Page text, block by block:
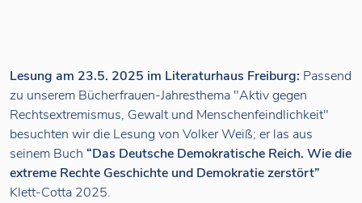
Lesung am 23.5. 2025 im Literaturhaus Freiburg: Passend
zu unserem Bücherfrauen-Jahresthema "Aktiv gegen
Rechtsextremismus, Gewalt und Menschenfeindlichkeit"
besuchten wir die Lesung von Volker Weiß; er las aus
seinem Buch “Das Deutsche Demokratische Reich. Wie die
extreme Rechte Geschichte und Demokratie zerstört”
Klett-Cotta 2025.